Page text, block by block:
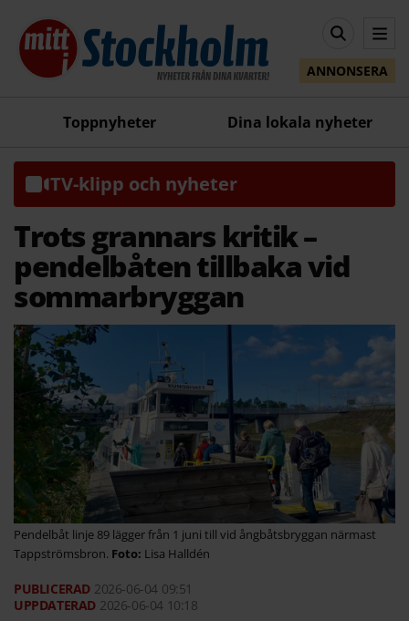
ANNONSERA
Toppnyheter Dina lokala nyheter
TV-klipp och nyheter
Trots grannars kritik –
pendelbåten tillbaka vid
sommarbryggan
Pendelbåt linje 89 lägger från 1 juni till vid ångbåtsbryggan närmast
Tappströmsbron.
Lisa Halldén
2026-06-04 09:51
2026-06-04 10:18